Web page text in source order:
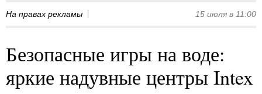
На правах рекламы 15 июля в 11:00
Безопасные игры на воде:
яркие надувные центры Intex